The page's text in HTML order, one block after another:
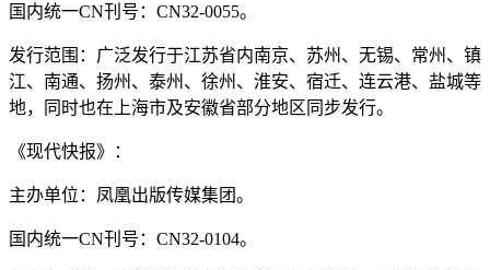
国内统一CN刊号：CN32-0055。
发行范围：广泛发行于江苏省内南京、苏州、无锡、常州、镇
江、南通、扬州、泰州、徐州、淮安、宿迁、连云港、盐城等
地，同时也在上海市及安徽省部分地区同步发行。
《现代快报》：
主办单位：凤凰出版传媒集团。
国内统一CN刊号：CN32-0104。